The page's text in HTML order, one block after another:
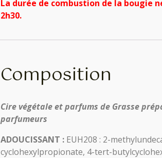
La durée de combustion de la bougie
2h30.
Composition
Cire végétale et parfums de Grasse
parfumeurs
ADOUCISSANT : EUH208 : 2-
cyclohexylpropionate, 4-tert-